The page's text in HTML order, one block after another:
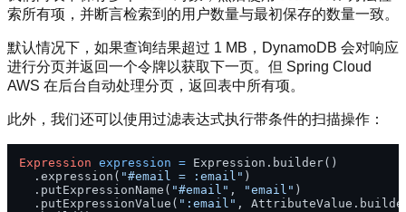
索所有项，并断言检索到的用户数量与最初保存的数量一致。
默认情况下，如果查询结果超过 1 MB，DynamoDB 会对响应
进行分页并返回一个令牌以获取下一页。但 Spring Cloud
AWS 在后台自动处理分页，返回表中所有项。
此外，我们还可以使用过滤表达式执行带条件的扫描操作：
Expression expression = Expression.builder()
  .expression(
"#email = :email" )
  .putExpressionName(
"#email" , "email" )
  .putExpressionValue(
":email" ,